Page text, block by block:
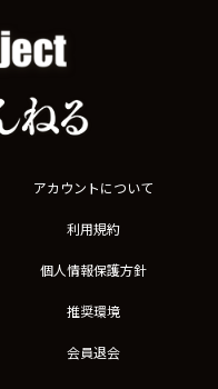
アカウントについて
利用規約
個人情報保護方針
推奨環境
会員退会